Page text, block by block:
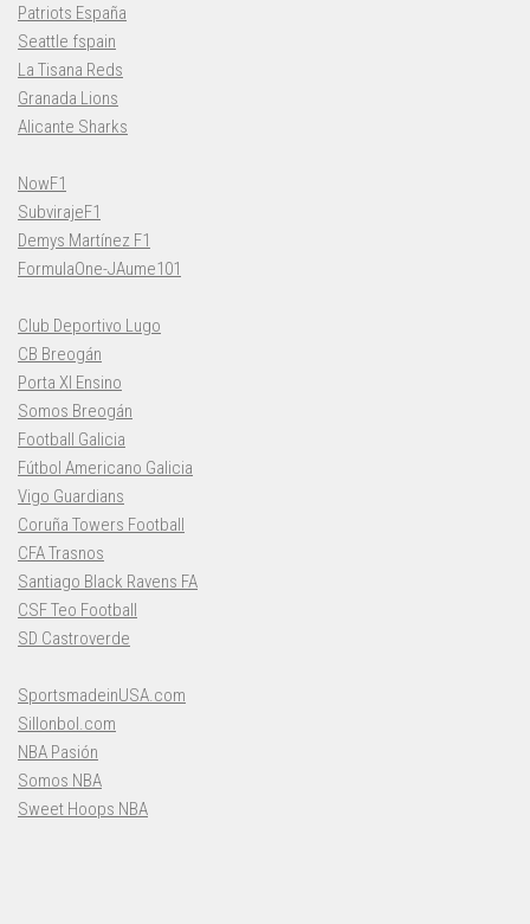
Patriots España
Seattle fspain
La Tisana Reds
Granada Lions
Alicante Sharks
NowF1
SubvirajeF1
Demys Martínez F1
FormulaOne-JAume101
Club Deportivo Lugo
CB Breogán
Porta XI Ensino
Somos Breogán
Football Galicia
Fútbol Americano Galicia
Vigo Guardians
Coruña Towers Football
CFA Trasnos
Santiago Black Ravens FA
CSF Teo Football
SD Castroverde
SportsmadeinUSA.com
Sillonbol.com
NBA Pasión
Somos NBA
Sweet Hoops NBA